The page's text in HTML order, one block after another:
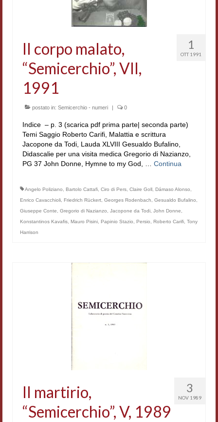
Contatti e indirizzi
Biblioteca
News
Tutte le news
Convegni e seminari
Eventi
1
OTT 1991
Il corpo malato,
“Semicerchio”, VII,
1991
postato in: Semicerchio - numeri 0
Indice – p. 3 (scarica pdf prima parte| seconda parte)
Temi Saggio Roberto Carifi, Malattia e scrittura
Jacopone da Todi, Lauda XLVIII Gesualdo Bufalino,
Didascalie per una visita medica Gregorio di Nazianzo,
PG 37 John Donne, Hymne to my God, … Continua
Angelo Poliziano, Bartolo Cattafi, Ciro di Pers, Claire Goll, Dámaso Alonso,
Enrico Cavacchioli, Friedrich Rückert, Georges Rodenbach, Gesualdo Bufalino,
Giuseppe Conte, Gregorio di Nazianzo, Jacopone da Todi, John Donne,
Konstantinos Kavafis, Mauro Pisini, Papinio Stazio, Persio, Roberto Carifi, Tony
Harrison
3
NOV 1989
Il martirio,
“Semicerchio”, V, 1989